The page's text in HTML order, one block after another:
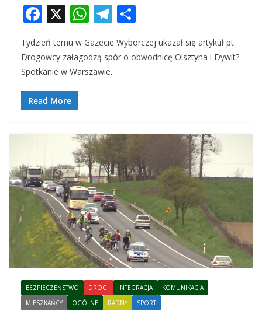
F
ac
e
b
o
o
X W
at
s
T
e ar
Tydzień temu w Gazecie Wyborczej ukazał się artykuł pt.
Drogowcy załagodzą spór o obwodnicę Olsztyna i Dywit?
Spotkanie w Warszawie.
Read More
BEZPIECZEŃSTWO DROGI INTEGRACJA
KOMUNIKACJA
MIESZKAŃCY
OGÓLNE RADNY SPORT